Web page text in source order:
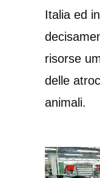
Italia ed
risorse
delle
animali.